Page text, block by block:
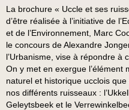
La brochure « Uccle et ses
d’être réalisée à l’initiative de
et de l’Environnement, Marc
le concours de Alexandre
l’Urbanisme, vise à répondre à
On y met en exergue l’élément
naturel et historique ucclois
nos différents ruisseaux :
Geleytsbeek et le